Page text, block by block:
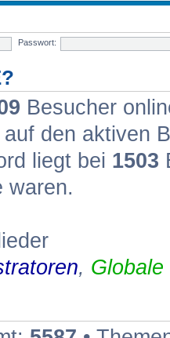
Passwort:
Besucher
den aktiven
liegt bei 1503
waren.
,